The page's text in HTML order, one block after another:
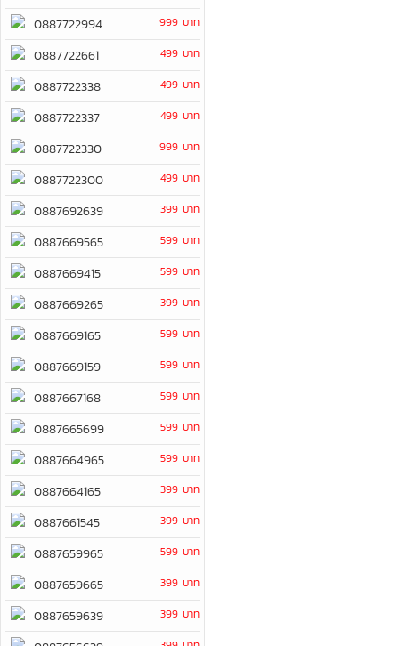
0887722994
999 บาท
0887722661 499 บาท
0887722338 499 บาท
0887722337 499 บาท
0887722330 999 บาท
0887722300 499 บาท
0887692639 399 บาท
0887669565 599 บาท
0887669415 599 บาท
0887669265 399 บาท
0887669165 599 บาท
0887669159 599 บาท
0887667168 599 บาท
0887665699 599 บาท
0887664965 599 บาท
0887664165 399 บาท
0887661545 399 บาท
0887659965 599 บาท
0887659665 399 บาท
0887659639 399 บาท